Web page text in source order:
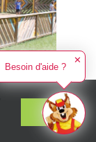
Ok
Besoin d'aide ?
✕